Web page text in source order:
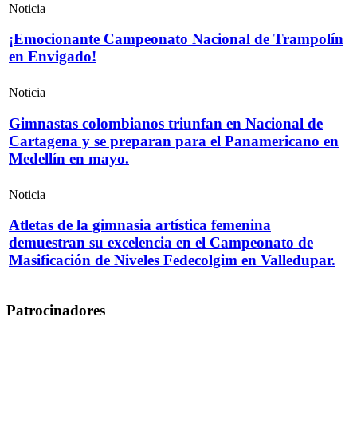
Noticia
¡Emocionante Campeonato Nacional de Trampolín
en Envigado!
Noticia
Gimnastas colombianos triunfan en Nacional de
Cartagena y se preparan para el Panamericano en
Medellín en mayo.
Noticia
Atletas de la gimnasia artística femenina
demuestran su excelencia en el Campeonato de
Masificación de Niveles Fedecolgim en Valledupar.
Patrocinadores